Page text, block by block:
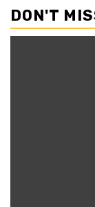
DON'T